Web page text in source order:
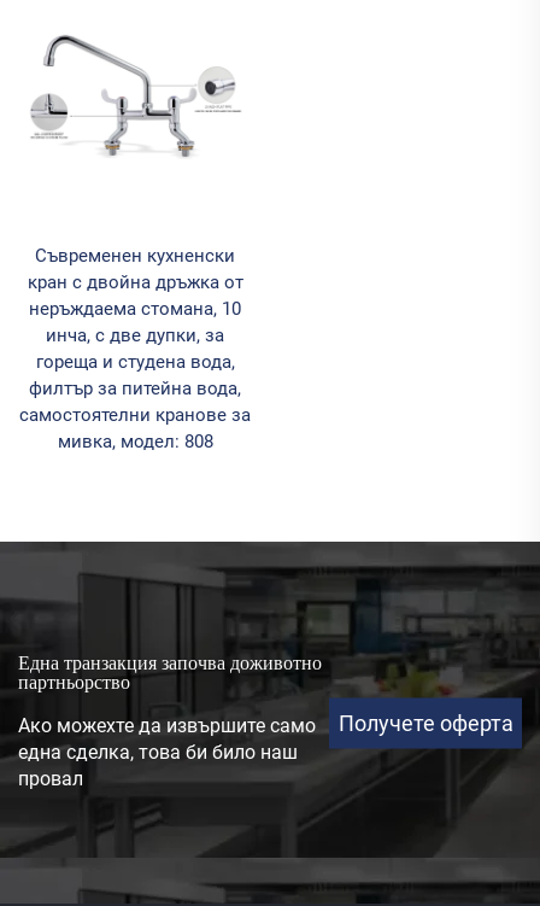
Съвременен кухненски
кран с двойна дръжка от
неръждаема стомана, 10
инча, с две дупки, за
гореща и студена вода,
филтър за питейна вода,
самостоятелни кранове за
мивка, модел: 808
Една транзакция започва доживотно
партньорство
Ако можехте да извършите само
една сделка, това би било наш
провал
Получете оферта